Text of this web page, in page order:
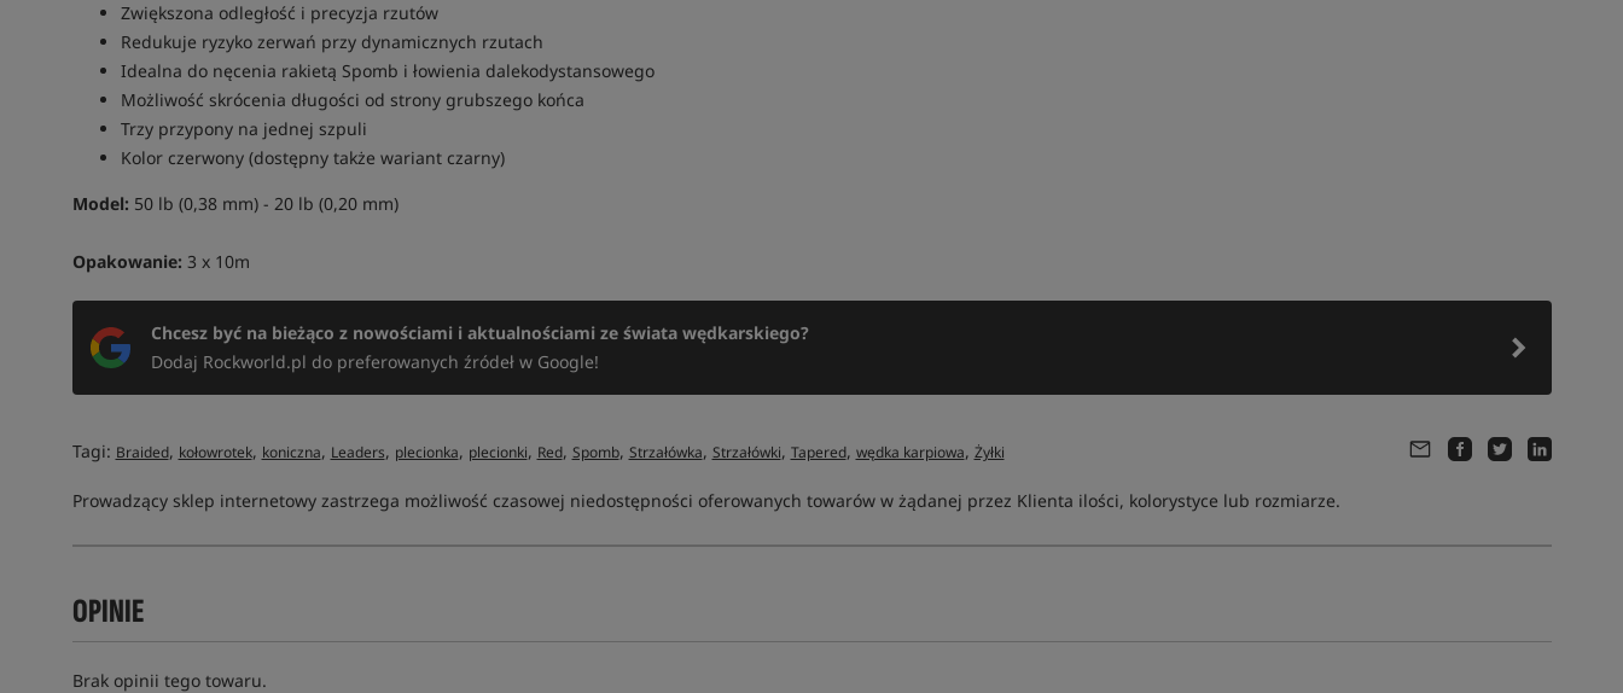
Zwiększona odległość i precyzja rzutów
Redukuje ryzyko zerwań przy dynamicznych rzutach
Idealna do nęcenia rakietą Spomb i łowienia dalekodystansowego
Możliwość skrócenia długości od strony grubszego końca
Trzy przypony na jednej szpuli
Kolor czerwony (dostępny także wariant czarny)
Model: 50 lb (0,38 mm) - 20 lb (0,20 mm)
Opakowanie: 3 x 10m
Chcesz być na bieżąco z nowościami i aktualnościami ze świata wędkarskiego?
Dodaj Rockworld.pl do preferowanych źródeł w Google!
Tagi: Braided, kołowrotek, koniczna, Leaders, plecionka, plecionki, Red, Spomb, Strzałówka, Strzałówki, Tapered, wędka karpiowa, Żyłki
Prowadzący sklep internetowy zastrzega możliwość czasowej niedostępności oferowanych towarów w żądanej przez Klienta ilości, kolorystyce lub rozmiarze.
OPINIE
Brak opinii tego towaru.